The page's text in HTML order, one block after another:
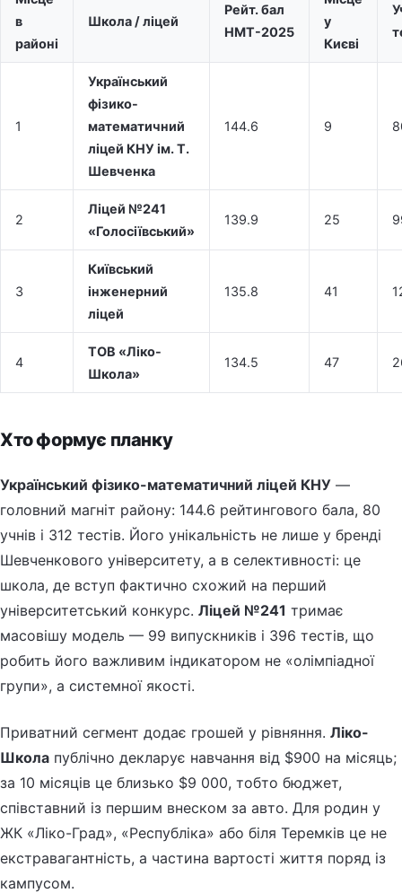
в
районі
Школа / ліцей
Рейт. бал
НМТ-2025
у
Києві
1
Український
фізико-
математичний
ліцей КНУ ім. Т.
Шевченка
144.6 9
2
Ліцей №241
«Голосіївський»
139.9 25
3
Київський
інженерний
ліцей
135.8 41
4
ТОВ «Ліко-
Школа»
134.5 47
Хто формує планку
Український фізико-математичний ліцей КНУ —
головний магніт району: 144.6 рейтингового бала, 80
учнів і 312 тестів. Його унікальність не лише у бренді
Шевченкового університету, а в селективності: це
школа, де вступ фактично схожий на перший
університетський конкурс. Ліцей №241 тримає
масовішу модель — 99 випускників і 396 тестів, що
робить його важливим індикатором не «олімпіадної
групи», а системної якості.
Приватний сегмент додає грошей у рівняння. Ліко-
Школа публічно декларує навчання від $900 на місяць;
за 10 місяців це близько $9 000, тобто бюджет,
співставний із першим внеском за авто. Для родин у
ЖК «Ліко-Град», «Республіка» або біля Теремків це не
екстравагантність, а частина вартості життя поряд із
кампусом.